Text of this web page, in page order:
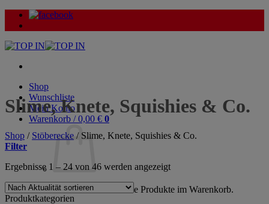
Zum
Inhalt
Shop
Wunschliste
Mein Konto
Warenkorb /0,00 € 0
Es befinden sich keine Produkte im Warenkorb.
Slime, Knete, Squishies & Co.
Shop / Stöberecke /Slime, Knete, Squishies & Co.
Filter
Ergebnisse 1 – 24 von 46 werden angezeigtNach
sortiert
Produktkategorien